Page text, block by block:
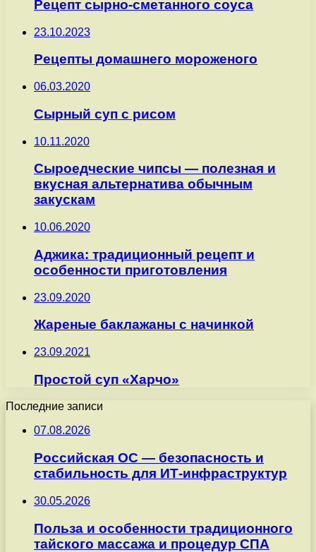
Рецепт сырно-сметанного соуса
23.10.2023
Рецепты домашнего мороженого
06.03.2020
Сырный суп с рисом
10.11.2020
Сыроедческие чипсы — полезная и
вкусная альтернатива обычным
закускам
10.06.2020
Аджика: традиционный рецепт и
особенности приготовления
23.09.2020
Жареные баклажаны с начинкой
23.09.2021
Простой суп «Харчо»
Последние записи
07.08.2026
Российская ОС — безопасность и
стабильность для ИТ-инфраструктур
30.05.2026
Польза и особенности традиционного
тайского массажа и процедур СПА